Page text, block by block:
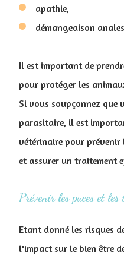
apathie,
démangeaison
Il est important de
pour protéger les
Si vous soupçonnez
parasitaire, il est
vétérinaire pour
et assurer un traitement
Prévenir les puces et les
Etant donné les risques
l'impact sur le bien être